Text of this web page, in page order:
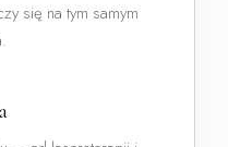
się na tym samym